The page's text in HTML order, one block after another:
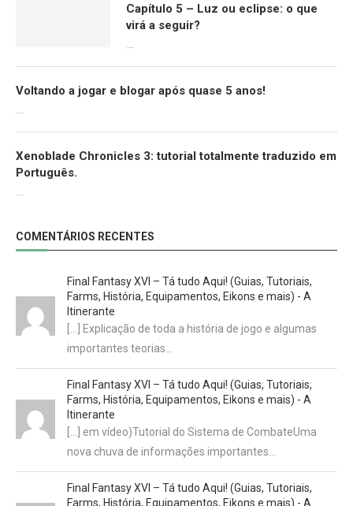
Capítulo 5 – Luz ou eclipse: o que
virá a seguir?
Voltando a jogar e blogar após quase 5 anos!
Xenoblade Chronicles 3: tutorial totalmente traduzido em
Português.
COMENTÁRIOS RECENTES
Final Fantasy XVI – Tá tudo Aqui! (Guias, Tutoriais,
Farms, História, Equipamentos, Eikons e mais) - A
Itinerante
[…] Explicação de toda a história de jogo e algumas
importantes teorias…
Final Fantasy XVI – Tá tudo Aqui! (Guias, Tutoriais,
Farms, História, Equipamentos, Eikons e mais) - A
Itinerante
[…] em vídeo)Tutorial do Sistema de CombateUma
nova chuva de informações importantes…
Final Fantasy XVI – Tá tudo Aqui! (Guias, Tutoriais,
Farms, História, Equipamentos, Eikons e mais) - A